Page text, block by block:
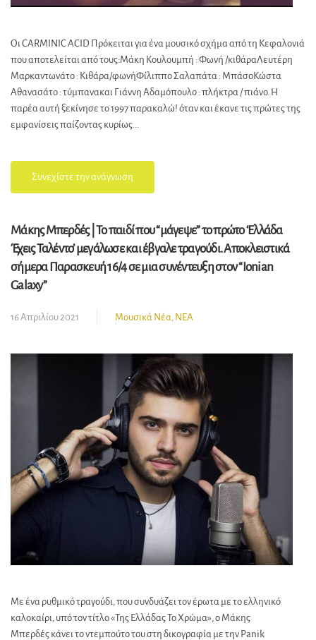
Οι CARMINIC ACID Πρόκειται για ένα μουσικό σχήμα από τη Κεφαλονιά
που αποτελείται από τους:Μάκη Κουλουμπή : Φωνή /κιθάραΛευτέρη
Μαρκαντωνάτο : Κιθάρα/φωνήΦίλιππο Σαλαπάτα : ΜπάσοΚώστα
Αθανασάτο : τύμπανακαι Γιάννη Αδαμόπουλο : πλήκτρα / πιάνο. Η
παρέα αυτή ξεκίνησε το 1997 παρακαλώ! όταν και έκανε τις πρώτες της
εμφανίσεις παίζοντας κυρίως...
Συνεχίστε την ανάγνωση
Μάκης Μπερδές | Το παιδί που “μάγεψε” το πρώτο ‘Ελλάδα
Έχεις Ταλέντο’ μεγάλωσε και έβγαλε τραγούδι. Αποκλειστικά
σήμερα Παρασκευή 16/4 σε μια συνέντευξη στον “Ionian
Galaxy”
16 Απριλίου 2021 Μουσικά Νέα, ΝΕΑ
Με ένα ρυθμικό τραγούδι, που συνδυάζει τον έρωτα με το ελληνικό
καλοκαίρι, υπό τον τίτλο «Της Ελλάδας Το Χρώμα», ο Μάκης
Μπερδές κάνει το ντεμπούτο του στη δικογραφία με την Panik